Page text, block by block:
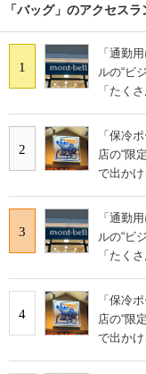
「バッグ」のアクセス
1
「通勤
ルの“ビ
「たく
2
「保冷
店の“限
で出か
3
「通勤
ルの“ビ
「たく
4
「保冷
店の“限
で出か